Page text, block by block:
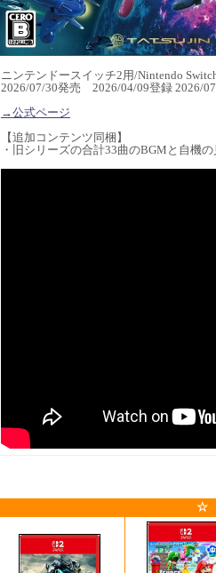
ニンテンドースイッチ2用/Nintendo
2026/07/30発売 2026/04/09登録 2026/
→公式ページ
【追加コンテンツ同梱】
・旧シリーズの合計33曲のBGMと自機
☆